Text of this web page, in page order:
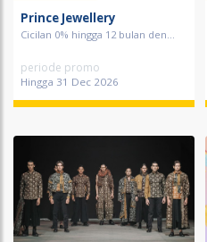
Prince Jewellery
Cicilan 0% hingga 12 bulan den...
periode promo
Hingga 31 Dec 2026